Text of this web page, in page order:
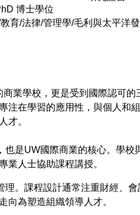
博士學位
教育/法律/管理學/毛利與太平洋
業學校，更是受到國際認可的
注在學習的應用性，與個人和
才。
也是UW國際商業的核心。學校
業人士協助課程講授。
。課程設計通常注重財經、會
向為塑造組織領導人才。